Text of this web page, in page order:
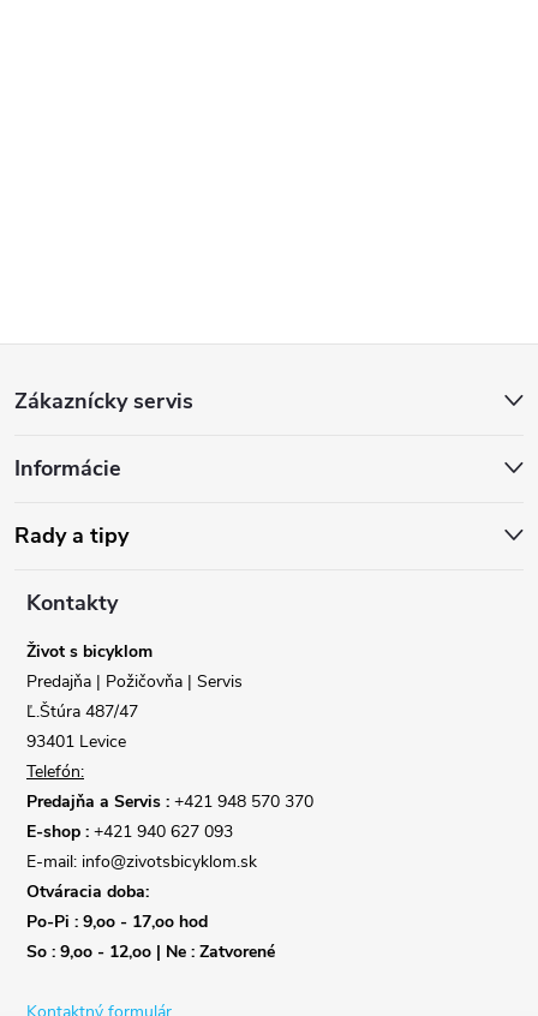
p
ä
Zákaznícky servis
Informácie
Rady a tipy
Kontakty
Život s bicyklom
Predajňa | Požičovňa | Servis
Ľ.Štúra 487/47
93401 Levice
Telefón:
Predajňa a Servis : +421 948 570 370
E-shop : +421 940 627 093
E-mail: info@zivotsbicyklom.sk
Otváracia doba:
Po-Pi : 9,oo - 17,oo hod
So : 9,oo - 12,oo | Ne : Zatvorené